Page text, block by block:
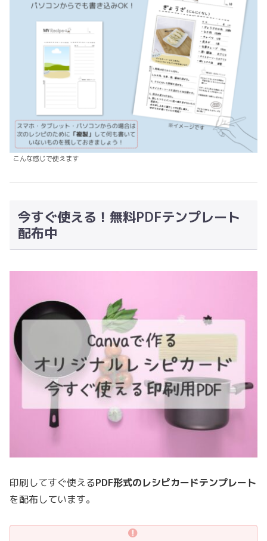
こんな感じで使えます
今すぐ使える！無料PDFテンプレート
配布中
印刷してすぐ使えるPDF形式のレシピカードテンプレート
を配布しています。